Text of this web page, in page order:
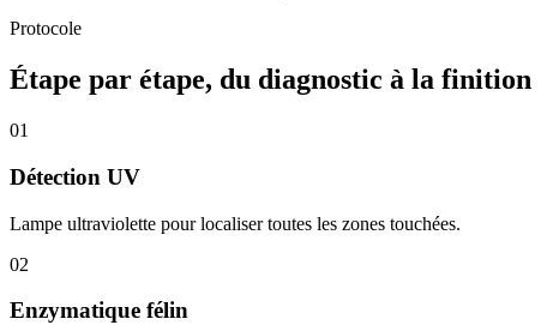
Protocole
Étape par étape, du diagnostic à la finition
01
Détection UV
Lampe ultraviolette pour localiser toutes les zones touchées.
02
Enzymatique félin